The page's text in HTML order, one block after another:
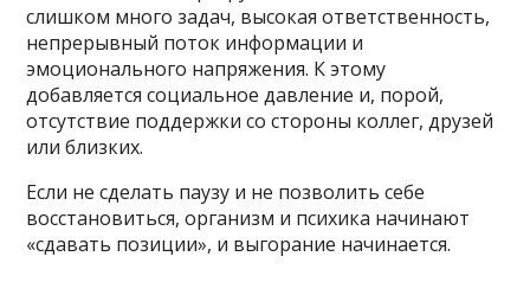
слишком много задач, высокая ответственность,
непрерывный поток информации и
эмоционального напряжения. К этому
добавляется социальное давление и, порой,
отсутствие поддержки со стороны коллег, друзей
или близких.
Если не сделать паузу и не позволить себе
восстановиться, организм и психика начинают
«сдавать позиции», и выгорание начинается.